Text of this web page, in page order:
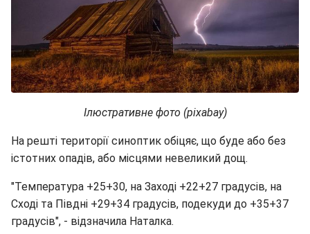
Ілюстративне фото (pixabay)
На решті території синоптик обіцяє, що буде або без
істотних опадів, або місцями невеликий дощ.
"Температура +25+30, на Заході +22+27 градусів, на
Сході та Півдні +29+34 градусів, подекуди до +35+37
градусів", - відзначила Наталка.